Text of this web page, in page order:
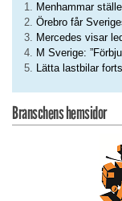
Menhammar
Örebro får
Mercedes visar
M Sverige:
Lätta lastbilar
Branschens hemsidor